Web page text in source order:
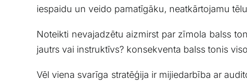
iespaidu un veido pamatīgāku, neatkārtojamu‍
Noteikti nevajadzētu aizmirst‍ par zīmola‍ balss
jautrs vai ⁢instruktīvs? ⁣konsekventa balss tonis
Vēl viena svarīga stratēģija ir mijiedarbība ar‍